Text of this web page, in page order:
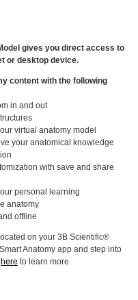
gives you direct access to
or desktop device.
content with the following
in and out
virtual anatomy model
your anatomical knowledge
with save and share
personal learning
anatomy
offline
on your 3B Scientific®
Anatomy app and step into
here to learn more.